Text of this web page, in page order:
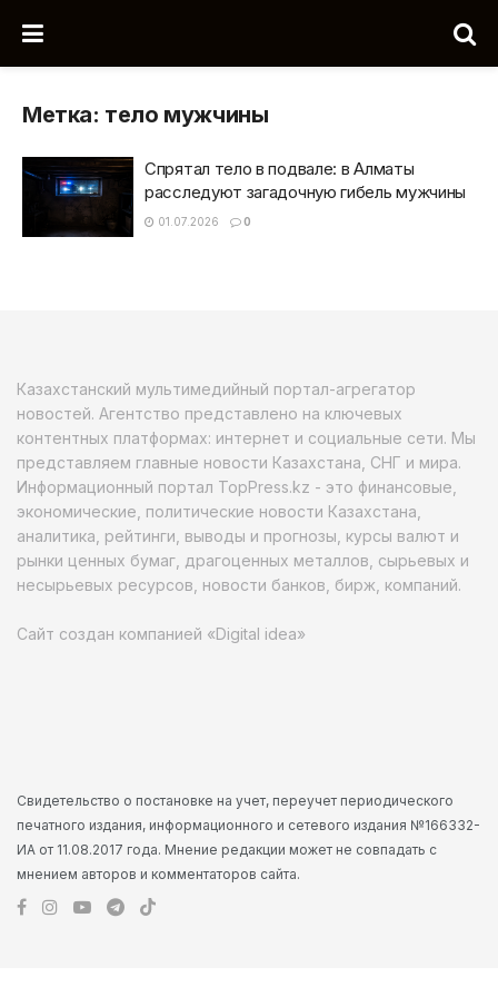
Метка: тело мужчины
Спрятал тело в подвале: в Алматы
расследуют загадочную гибель мужчины
01.07.2026 0
Казахстанский мультимедийный портал-агрегатор
новостей. Агентство представлено на ключевых
контентных платформах: интернет и социальные сети. Мы
представляем главные новости Казахстана, СНГ и мира.
Информационный портал TopPress.kz - это финансовые,
экономические, политические новости Казахстана,
аналитика, рейтинги, выводы и прогнозы, курсы валют и
рынки ценных бумаг, драгоценных металлов, сырьевых и
несырьевых ресурсов, новости банков, бирж, компаний.
Сайт создан компанией «Digital idea»
Свидетельство о постановке на учет, переучет периодического
печатного издания, информационного и сетевого издания №166332-
ИА от 11.08.2017 года. Мнение редакции может не совпадать с
мнением авторов и комментаторов сайта.